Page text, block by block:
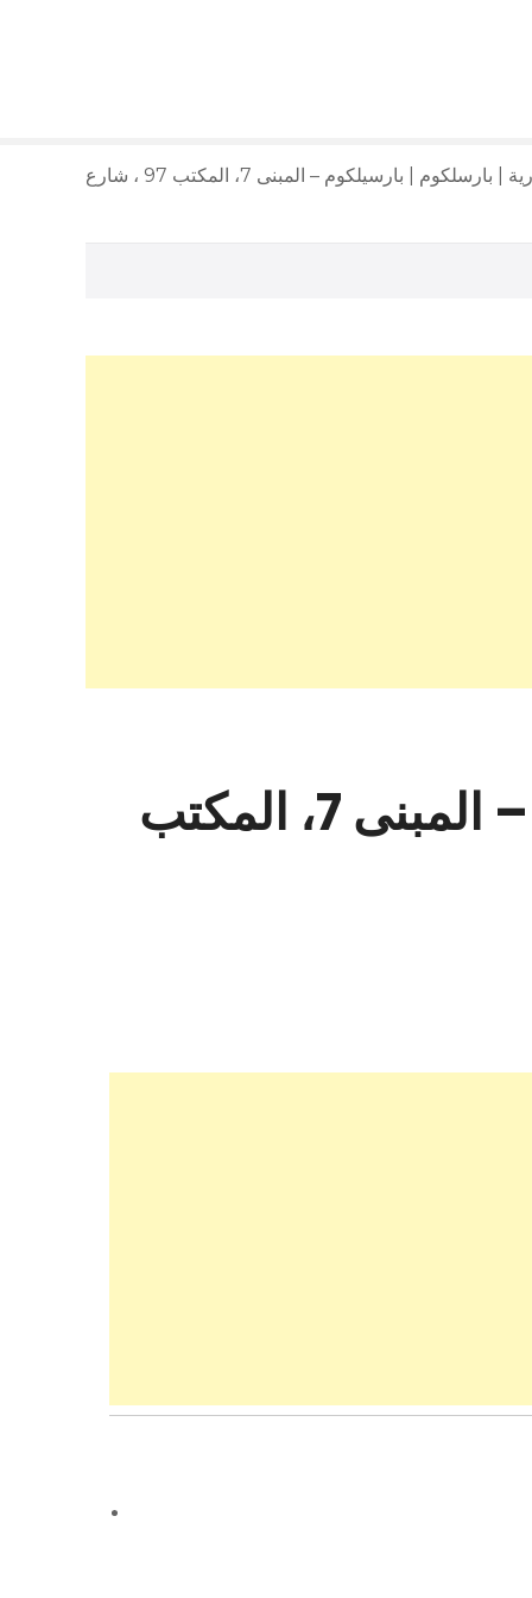
بارسل للخدمات التجارية | بارسلكوم | بارسيلكوم – المبنى 7، المكتب 97 ، شارع
بارسل للخدمات التجارية | بارسلكوم | بارسيلكوم – المبنى 7، المكتب